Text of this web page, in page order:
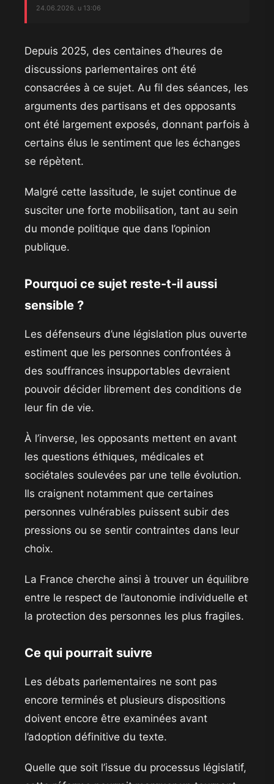
24.06.2026. u 13:06
Depuis 2025, des centaines d’heures de
discussions parlementaires ont été
consacrées à ce sujet. Au fil des séances, les
arguments des partisans et des opposants
ont été largement exposés, donnant parfois à
certains élus le sentiment que les échanges
se répètent.
Malgré cette lassitude, le sujet continue de
susciter une forte mobilisation, tant au sein
du monde politique que dans l’opinion
publique.
Pourquoi ce sujet reste-t-il aussi
sensible ?
Les défenseurs d’une législation plus ouverte
estiment que les personnes confrontées à
des souffrances insupportables devraient
pouvoir décider librement des conditions de
leur fin de vie.
À l’inverse, les opposants mettent en avant
les questions éthiques, médicales et
sociétales soulevées par une telle évolution.
Ils craignent notamment que certaines
personnes vulnérables puissent subir des
pressions ou se sentir contraintes dans leur
choix.
La France cherche ainsi à trouver un équilibre
entre le respect de l’autonomie individuelle et
la protection des personnes les plus fragiles.
Ce qui pourrait suivre
Les débats parlementaires ne sont pas
encore terminés et plusieurs dispositions
doivent encore être examinées avant
l’adoption définitive du texte.
Quelle que soit l’issue du processus législatif,